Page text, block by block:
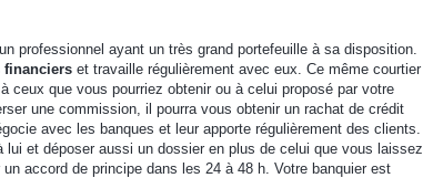
professionnel ayant un très grand portefeuille à sa disposition.
financiers et travaille régulièrement avec eux. Ce même courtier
à ceux que vous pourriez obtenir ou à celui proposé par votre
une commission, il pourra vous obtenir un rachat de crédit
avec les banques et leur apporte régulièrement des clients.
et déposer aussi un dossier en plus de celui que vous laissez
accord de principe dans les 24 à 48 h. Votre banquier est